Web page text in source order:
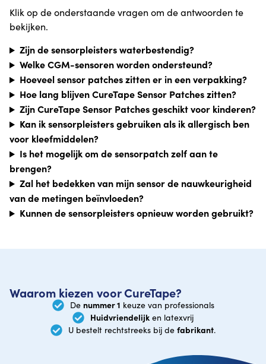
Klik op de onderstaande vragen om de antwoorden te
bekijken.
Zijn de sensorpleisters waterbestendig?
Welke CGM-sensoren worden ondersteund?
Hoeveel sensor patches zitten er in een verpakking?
Hoe lang blijven CureTape Sensor Patches zitten?
Zijn CureTape Sensor Patches geschikt voor kinderen?
Kan ik sensorpleisters gebruiken als ik allergisch ben
voor kleefmiddelen?
Is het mogelijk om de sensorpatch zelf aan te
brengen?
Zal het bedekken van mijn sensor de nauwkeurigheid
van de metingen beïnvloeden?
Kunnen de sensorpleisters opnieuw worden gebruikt?
Waarom kiezen voor CureTape?
De nummer 1 keuze van professionals
Huidvriendelijk en latexvrij
U bestelt rechtstreeks bij de fabrikant.